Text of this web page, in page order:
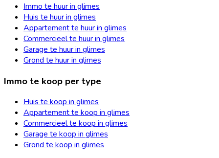
Immo te huur in glimes
Huis te huur in glimes
Appartement te huur in glimes
Commercieel te huur in glimes
Garage te huur in glimes
Grond te huur in glimes
Immo te koop per type
Huis te koop in glimes
Appartement te koop in glimes
Commercieel te koop in glimes
Garage te koop in glimes
Grond te koop in glimes